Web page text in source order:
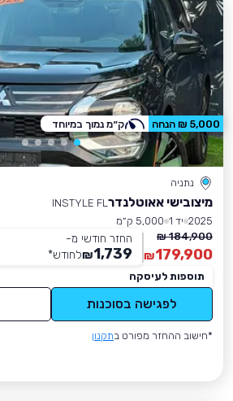
נתניה
מיצובישי אאוטלנדר INSTYLE FL
2025 יד 1
5,000 ק״מ
184,900 ₪
179,900
₪
החזר חודשי מ-
1,739
₪לחודש*
תוספות לעיסקה
לפגישה בסוכנות
*חישוב ההחזר מפורט בתקנון
5,000 ₪ הנחה ק״מ נמוך במיוחד